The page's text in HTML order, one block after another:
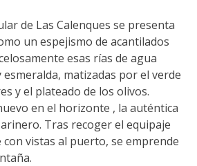
de Las Calenques se presenta
un espejismo de acantilados
esas rías de agua
matizadas por el verde
y el plateado de los olivos.
en el horizonte , la auténtica
Tras recoger el equipaje
vistas al puerto, se emprende